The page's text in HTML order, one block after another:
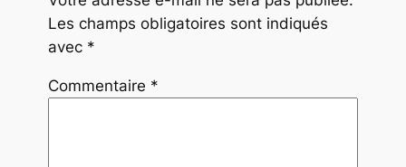
Les champs obligatoires sont indiqués
avec *
Commentaire *